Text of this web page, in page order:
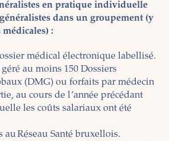
en pratique individuelle
dans un groupement (y
:
médical électronique labellisé.
au moins 150 Dossiers
(DMG) ou forfaits par médecin
au cours de l’année précédant
les coûts salariaux ont été
au Réseau Santé bruxellois.